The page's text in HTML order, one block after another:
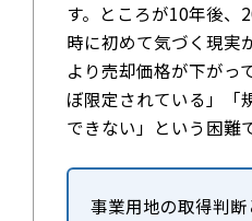
す。ところが10年後、
時に初めて気づく現実
より売却価格が下がっ
ぼ限定されている」「
できない」という困難
事業用地の取得判断